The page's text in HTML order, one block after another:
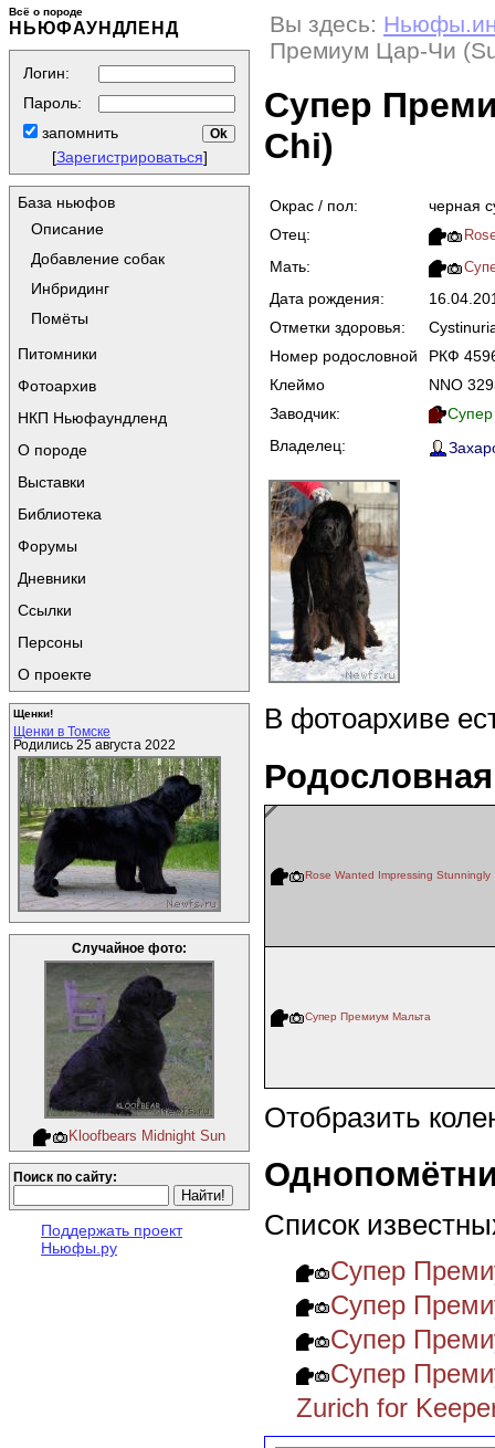
Всё о породе
НЬЮФАУНДЛЕНД
Логин:
Пароль:
запомнить
[Зарегистрироваться]
База ньюфов
Описание
Добавление собак
Инбридинг
Помёты
Питомники
Фотоархив
НКП Ньюфаундленд
О породе
Выставки
Библиотека
Форумы
Дневники
Ссылки
Персоны
О проекте
Щенки!
Щенки в Томске
Родились 25 августа 2022
Случайное фото:
Kloofbears Midnight Sun
Поиск по сайту:
Поддержать проект
Ньюфы.ру
Вы здесь:
Премиум Цар-Чи
Супер
Chi)
Окрас / пол:
черная
Отец:
Мать:
Дата рождения:
Отметки здоровья:
Номер родословной
РКФ
Клеймо
NNO
Заводчик:
Владелец:
В фотоархиве
Родословная
Rose Wanted Impressing Stunningly
Супер Премиум Мальта
Отобразить
Список
Супер
Супер
Супер
Супер
Zurich for